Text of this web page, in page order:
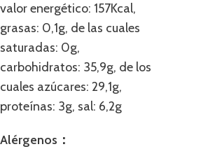
valor energético: 157Kcal,
grasas: 0,1g, de las cuales
saturadas: 0g,
carbohidratos: 35,9g, de los
cuales azúcares: 29,1g,
proteínas: 3g, sal: 6,2g
Alérgenos：